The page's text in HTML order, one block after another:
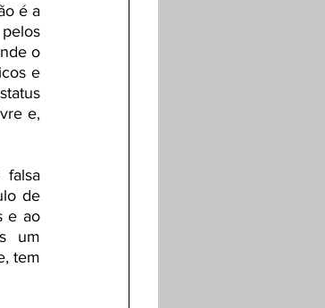
é a
o
e
e,
falsa
de
e ao
um
tem